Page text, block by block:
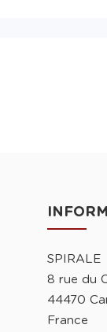
SPIRALE
8 rue du
44470
France